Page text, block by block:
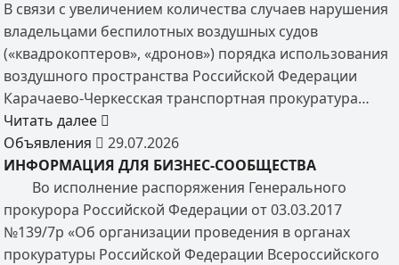
В связи с увеличением количества случаев нарушения
владельцами беспилотных воздушных судов
(«квадрокоптеров», «дронов») порядка использования
воздушного пространства Российской Федерации
Карачаево-Черкесская транспортная прокуратура…
Читать далее
Объявления
29.07.2026
ИНФОРМАЦИЯ ДЛЯ БИЗНЕС-СООБЩЕСТВА
Во исполнение распоряжения Генерального
прокурора Российской Федерации от 03.03.2017
№139/7р «Об организации проведения в органах
прокуратуры Российской Федерации Всероссийского